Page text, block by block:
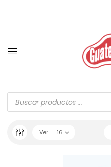
Ver 16